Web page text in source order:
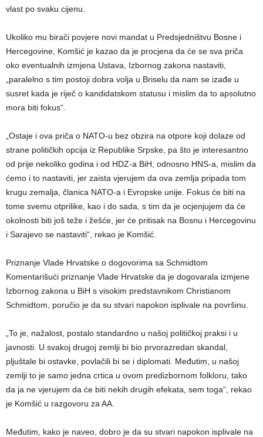
vlast po svaku cijenu.
Ukoliko mu birači povjere novi mandat u Predsjedništvu Bosne i
Hercegovine, Komšić je kazao da je procjena da će se sva priča
oko eventualnih izmjena Ustava, Izbornog zakona nastaviti,
„paralelno s tim postoji dobra volja u Briselu da nam se izađe u
susret kada je riječ o kandidatskom statusu i mislim da to apsolutno
mora biti fokus“.
„Ostaje i ova priča o NATO-u bez obzira na otpore koji dolaze od
strane političkih opcija iz Republike Srpske, pa što je interesantno
od prije nekoliko godina i od HDZ-a BiH, odnosno HNS-a, mislim da
ćemo i to nastaviti, jer zaista vjerujem da ova zemlja pripada tom
krugu zemalja, članica NATO-a i Evropske unije. Fokus će biti na
tome svemu otprilike, kao i do sada, s tim da je ocjenjujem da će
okolnosti biti još teže i žešće, jer će pritisak na Bosnu i Hercegovinu
i Sarajevo se nastaviti“, rekao je Komšić.
Priznanje Vlade Hrvatske o dogovorima sa Schmidtom
Komentarišući priznanje Vlade Hrvatske da je dogovarala izmjene
Izbornog zakona u BiH s visokim predstavnikom Christianom
Schmidtom, poručio je da su stvari napokon isplivale na površinu.
„To je, nažalost, postalo standardno u našoj političkoj praksi i u
javnosti. U svakoj drugoj zemlji bi bio prvorazredan skandal,
pljuštale bi ostavke, povlačili bi se i diplomati. Međutim, u našoj
zemlji to je samo jedna crtica u ovom predizbornom folkloru, tako
da ja ne vjerujem da će biti nekih drugih efekata, sem toga“, rekao
je Komšić u razgovoru za AA.
Međutim, kako je naveo, dobro je da su stvari napokon isplivale na